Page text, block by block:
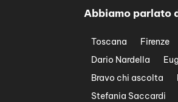
Abbiamo parlato
Toscana Firenze
Dario Nardella
Bravo chi ascolta
Stefania Saccardi